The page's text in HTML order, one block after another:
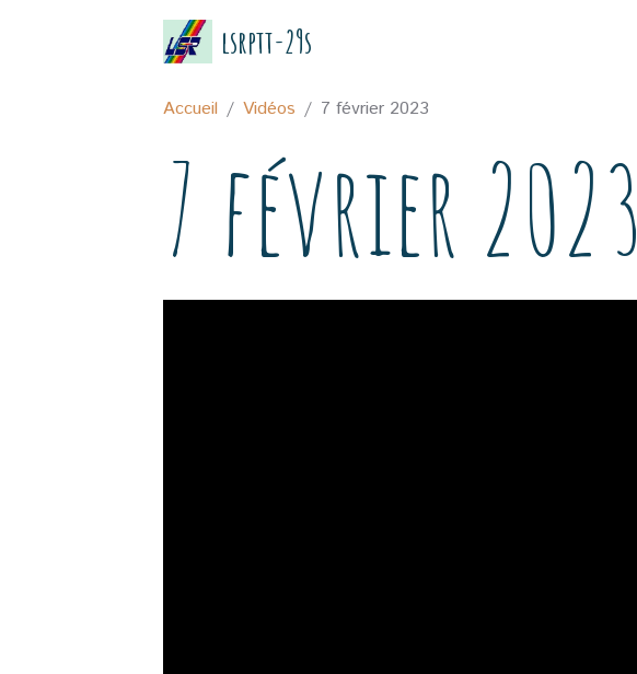
lsrptt-29s
Accueil Vidéos 7 février 2023
7 février 2023